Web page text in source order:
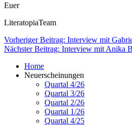
Euer
LiteratopiaTeam
Vorheriger Beitrag: Interview mit
Nächster Beitrag: Interview mit Anika
Home
Neuerscheinungen
Quartal 4/26
Quartal 3/26
Quartal 2/26
Quartal 1/26
Quartal 4/25